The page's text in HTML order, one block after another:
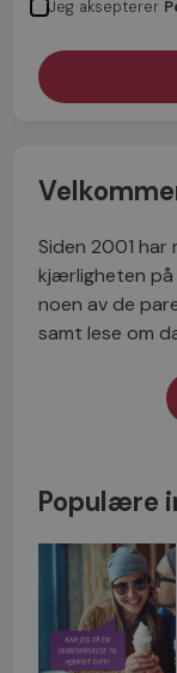
Jeg aksepterer
Siden 2001
kjærligheten på
noen av de
samt lese om
Populære